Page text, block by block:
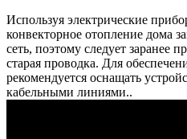
Используя электрические
конвекторное отопление дома
сеть, поэтому следует заранее
старая проводка. Для
рекомендуется оснащать
кабельными линиями..